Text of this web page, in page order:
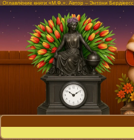
Оглавление книги «М.Ф.». Автор – Энтони Берджесс